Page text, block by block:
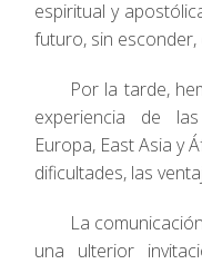
espiritual y
futuro, sin
Por la tarde,
experiencia de
Europa, East Asia y
dificultades, las
La
una ulterior